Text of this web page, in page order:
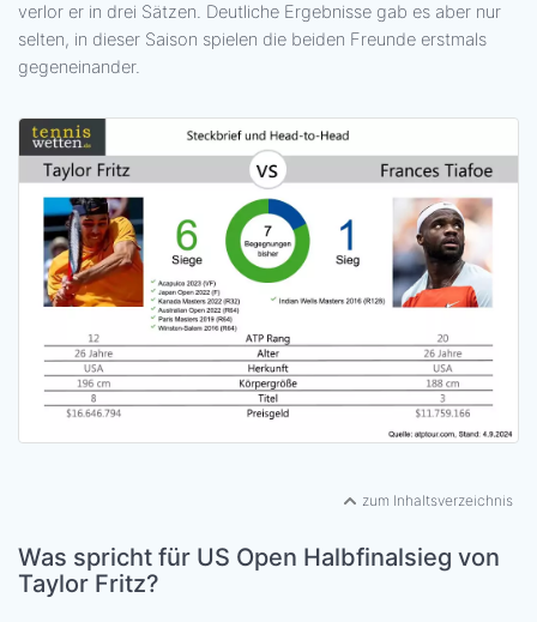
verlor er in drei Sätzen. Deutliche Ergebnisse gab es aber nur
selten, in dieser Saison spielen die beiden Freunde erstmals
gegeneinander.
zum Inhaltsverzeichnis
Was spricht für US Open Halbfinalsieg von
Taylor Fritz?